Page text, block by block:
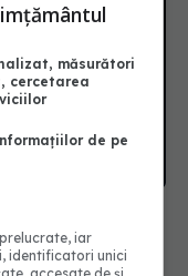
când zbori.
în avion
măsurători
cercetarea
de pe
iar
identificatori unici